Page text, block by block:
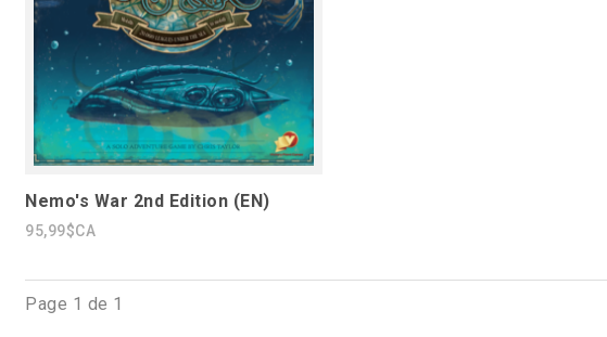
Nemo's War 2nd Edition (EN)
95,99$CA
Page 1 de 1